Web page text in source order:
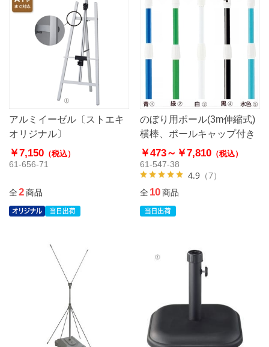
アルミイーゼル〔ストエキ
オリジナル〕
￥7,150 （税込）
61-656-71
全2商品
のぼり用ポール(3m伸縮式)
横棒、ポールキャップ付き
￥473～ ￥7,810（税込）
61-547-38
4.9（7）
全10商品